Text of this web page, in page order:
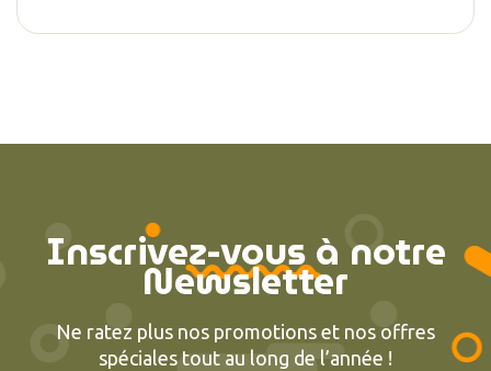
Inscrivez-vous à notre
Newsletter
Ne ratez plus nos promotions et nos offres
spéciales tout au long de l’année !